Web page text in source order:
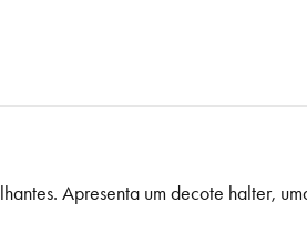
Apresenta um decote halter,